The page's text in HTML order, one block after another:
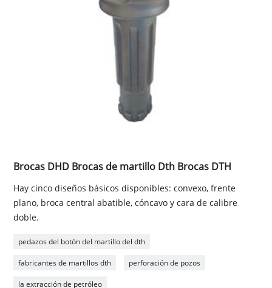
Brocas DHD Brocas de martillo Dth Brocas DTH
Hay cinco diseños básicos disponibles: convexo, frente
plano, broca central abatible, cóncavo y cara de calibre
doble.
pedazos del botón del martillo del dth
fabricantes de martillos dth perforación de pozos
la extracción de petróleo